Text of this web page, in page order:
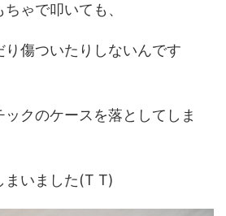
ゃで叩いても、
傷ついたりしないんです
クのケースを落としてしま
まいました(T T)